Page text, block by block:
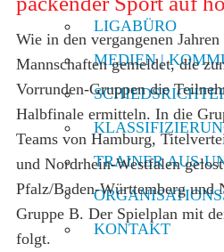
LIGABÜRO
MEDIEN |
TRAINER AUS-
KONTAKT
Wie in den vergangenen
Mannschaften gemeldet, die
Vorrunden-Gruppen die
Halbfinale ermitteln. In die
Teams von Hamburg,
und Nordrhein-Westfalen
Pfalz/Baden-Württemberg und
Gruppe B. Der Spielplan mit
folgt.